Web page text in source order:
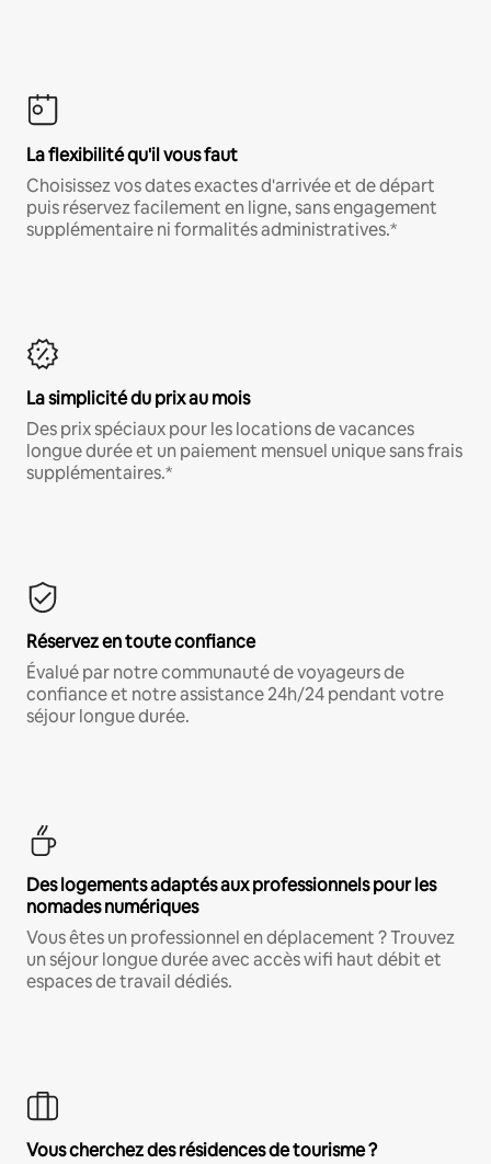
La flexibilité qu'il vous faut
Choisissez vos dates exactes d'arrivée et de départ
puis réservez facilement en ligne, sans engagement
supplémentaire ni formalités administratives.*
La simplicité du prix au mois
Des prix spéciaux pour les locations de vacances
longue durée et un paiement mensuel unique sans frais
supplémentaires.*
Réservez en toute confiance
Évalué par notre communauté de voyageurs de
confiance et notre assistance 24h/24 pendant votre
séjour longue durée.
Des logements adaptés aux professionnels pour les
nomades numériques
Vous êtes un professionnel en déplacement ? Trouvez
un séjour longue durée avec accès wifi haut débit et
espaces de travail dédiés.
Vous cherchez des résidences de tourisme ?